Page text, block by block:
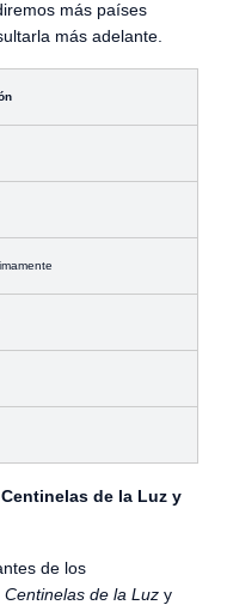
más países
más adelante.
de la Luz y
de los
Centinelas de la Luz y